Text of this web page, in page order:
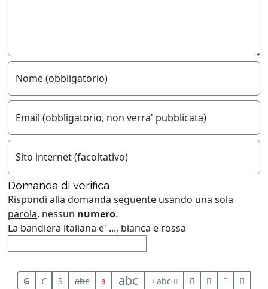
Nome (obbligatorio)
Email (obbligatorio, non verra' pubblicata)
Sito internet (facoltativo)
Domanda di verifica
Rispondi alla domanda seguente usando una sola
parola, nessun numero.
La bandiera italiana e' ..., bianca e rossa
G C S abc a abc
abc